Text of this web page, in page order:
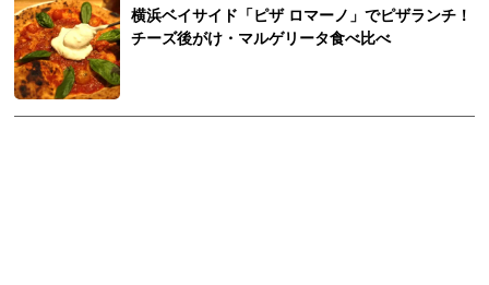
横浜ベイサイド「ピザ ロマーノ」でピザランチ！
チーズ後がけ・マルゲリータ食べ比べ